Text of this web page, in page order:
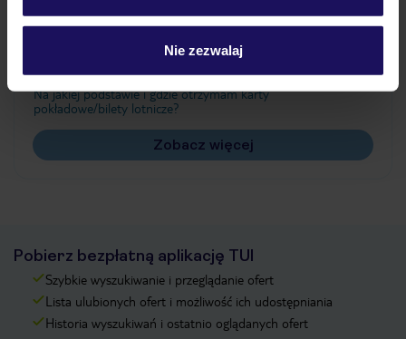
Nie zezwalaj
Często zadawane pytania
Jak zmienić uczestników/osobę zgłaszającą?
Czy w Hotelu będzie przedstawiciel TUI?
Na jakiej podstawie i gdzie otrzymam karty
pokładowe/bilety lotnicze?
Zobacz więcej
Pobierz bezpłatną aplikację TUI
Szybkie wyszukiwanie i przeglądanie ofert
Lista ulubionych ofert i możliwość ich udostępniania
Historia wyszukiwań i ostatnio oglądanych ofert